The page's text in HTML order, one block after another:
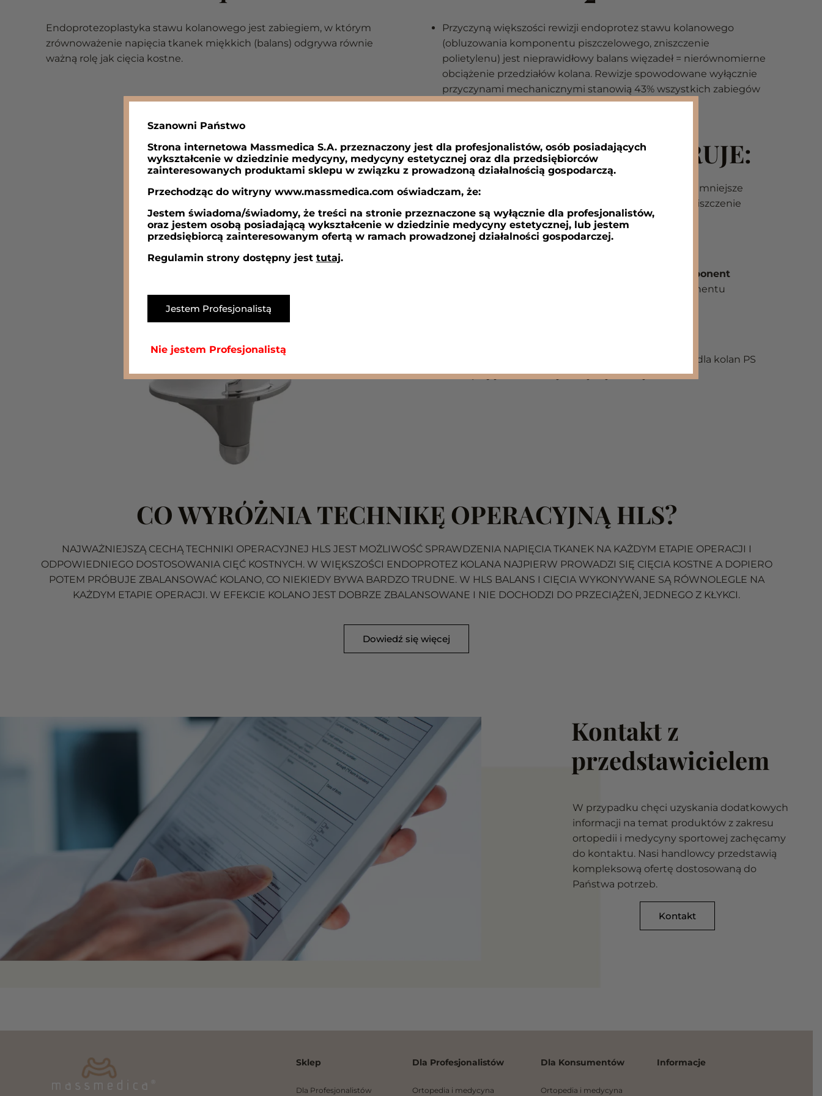
Endoprotezoplastyka stawu kolanowego jest zabiegiem, w którym
zrównoważenie napięcia tkanek miękkich (balans) odgrywa równie
ważną rolę jak cięcia kostne.
Przyczyną większości rewizji endoprotez stawu kolanowego
(obluzowania komponentu piszczelowego, zniszczenie
polietylenu) jest nieprawidłowy balans więzadeł = nierównomierne
obciążenie przedziałów kolana. Rewizje spowodowane wyłącznie
przyczynami mechanicznymi stanowią 43% wszystkich zabiegów
rewizyjnych (według raportu AJRR – 2016).
TRZECI KŁYKIEĆ OFERUJE:
Większą
= mniejsze
ciśnienie wywierane na wkładkę = mniejsze zniszczenie
polietylenu.
siły wyważającej wkładkę i komponent
przy kontakcie w zgięciu komponentu
charakterystyczną dla kolan PS
przy jednoczesnej mniejszej resekcji kości.
CO WYRÓŻNIA TECHNIKĘ OPERACYJNĄ HLS?
NAJWAŻNIEJSZĄ CECHĄ TECHNIKI OPERACYJNEJ HLS JEST MOŻLIWOŚĆ SPRAWDZENIA NAPIĘCIA TKANEK NA KAŻDYM ETAPIE OPERACJI I
ODPOWIEDNIEGO DOSTOSOWANIA CIĘĆ KOSTNYCH. W WIĘKSZOŚCI ENDOPROTEZ KOLANA NAJPIERW PROWADZI SIĘ CIĘCIA KOSTNE A DOPIERO
POTEM PRÓBUJE ZBALANSOWAĆ KOLANO, CO NIEKIEDY BYWA BARDZO TRUDNE. W HLS BALANS I CIĘCIA WYKONYWANE SĄ RÓWNOLEGLE NA
KAŻDYM ETAPIE OPERACJI. W EFEKCIE KOLANO JEST DOBRZE ZBALANSOWANE I NIE DOCHODZI DO PRZECIĄŻEŃ, JEDNEGO Z KŁYKCI.
Dowiedź się więcej
Kontakt z
przedstawicielem
W przypadku chęci uzyskania dodatkowych
informacji na temat produktów z zakresu
ortopedii i medycyny sportowej zachęcamy
do kontaktu. Nasi handlowcy przedstawią
kompleksową ofertę dostosowaną do
Państwa potrzeb.
Kontakt
Sklep
Dla Profesjonalistów
Dla Profesjonalistów
Ortopedia i medycyna
Dla Konsumentów
Ortopedia i medycyna
Informacje
Szanowni Państwo
Strona internetowa Massmedica S.A. przeznaczony jest dla profesjonalistów, osób posiadających
wykształcenie w dziedzinie medycyny, medycyny estetycznej oraz dla przedsiębiorców
zainteresowanych produktami sklepu w związku z prowadzoną działalnością gospodarczą.
Przechodząc do witryny www.massmedica.com oświadczam, że:
Jestem świadoma/świadomy, że treści na stronie przeznaczone są wyłącznie dla profesjonalistów,
oraz jestem osobą posiadającą wykształcenie w dziedzinie medycyny estetycznej, lub jestem
przedsiębiorcą zainteresowanym ofertą w ramach prowadzonej działalności gospodarczej.
Regulamin strony dostępny jest tutaj.
Jestem Profesjonalistą
Nie jestem Profesjonalistą